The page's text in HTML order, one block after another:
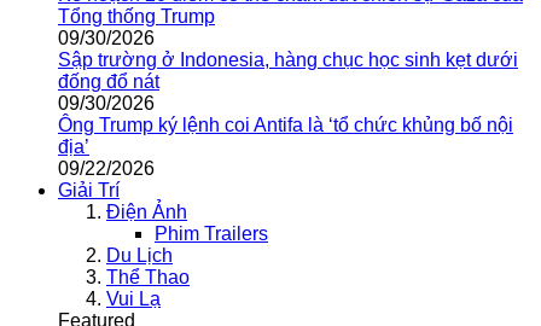
Tổng thống Trump
09/30/2026
Sập trường ở Indonesia, hàng chục học sinh kẹt dưới
đống đổ nát
09/30/2026
Ông Trump ký lệnh coi Antifa là ‘tổ chức khủng bố nội
địa’
09/22/2026
Giải Trí
Điện Ảnh
Phim Trailers
Du Lịch
Thể Thao
Vui Lạ
Featured